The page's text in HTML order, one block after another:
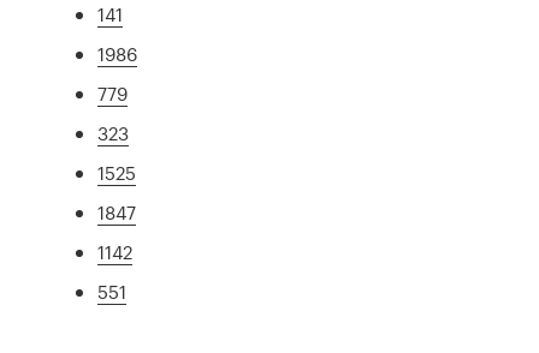
141
1986
779
323
1525
1847
1142
551